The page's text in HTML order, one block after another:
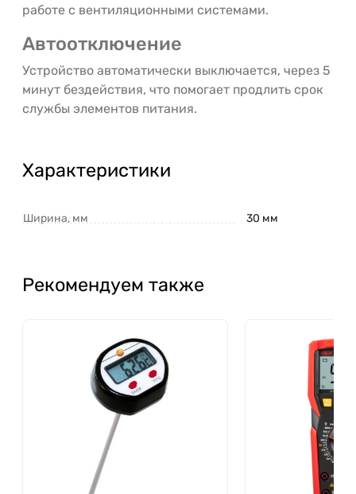
работе с вентиляционными системами.
Автоотключение
Устройство автоматически выключается, через 5
минут бездействия, что помогает продлить срок
службы элементов питания.
Характеристики
Ширина, мм 30 мм
Рекомендуем также